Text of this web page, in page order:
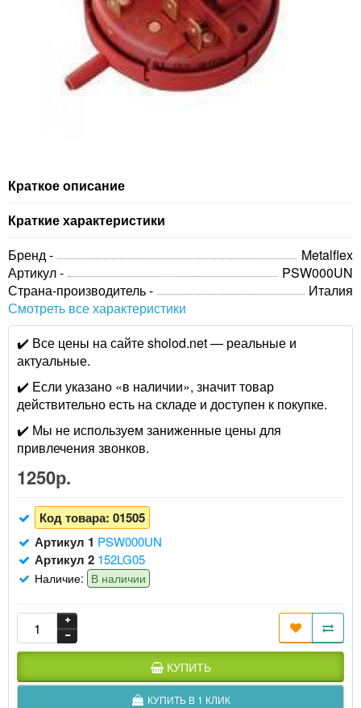
Краткое описание
Краткие характеристики
Бренд -
Metalflex
Артикул -
PSW000UN
Страна-производитель -
Италия
Смотреть все характеристики
✔️ Все цены на сайте sholod.net — реальные и
актуальные.
✔️ Если указано «в наличии», значит товар
действительно есть на складе и доступен к покупке.
✔️ Мы не используем заниженные цены для
привлечения звонков.
1250р.
Код товара: 01505
Артикул 1 PSW000UN
Артикул 2 152LG05
Наличие: В наличии
КУПИТЬ
КУПИТЬ В 1 КЛИК